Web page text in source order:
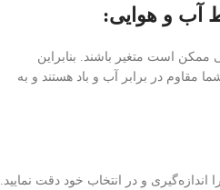
آب و هوایی:
است متغیر باشند. بنابراین
مقاوم در برابر آب و باد هستند و به
اندازه‌گیری و در انتخاب خود دقت نمایید.